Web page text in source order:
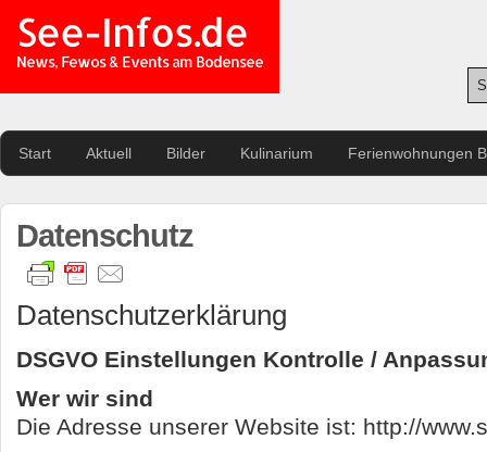
See-Infos.de
News, Fewos & Events am Bodensee
Start Aktuell Bilder Kulinarium Ferienwohnungen
Datenschutz
Datenschutzerklärung
DSGVO Einstellungen Kontrolle /
Wer wir sind
Die Adresse unserer Website ist: http://